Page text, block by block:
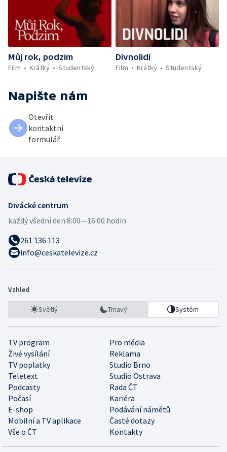
Můj rok, podzim
Film
Krátký Studentský
Divnolidi
Film
Krátký Studentský
Napište nám
Otevřít
kontaktní
formulář
Divácké centrum
každý všední den:8:00—16:00 hodin
261 136 113
info@ceskatelevize.cz
Vzhled
Světlý Tmavý Systém
TV program
Pro média
Živé vysílání
Reklama
TV poplatky
Studio Brno
Teletext
Studio Ostrava
Podcasty
Rada ČT
Počasí
Kariéra
E-shop
Podávání námětů
Mobilní a TV aplikace
Časté dotazy
Vše o ČT
Kontakty